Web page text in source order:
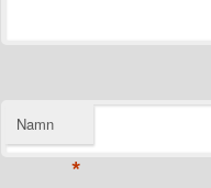
Namn
*